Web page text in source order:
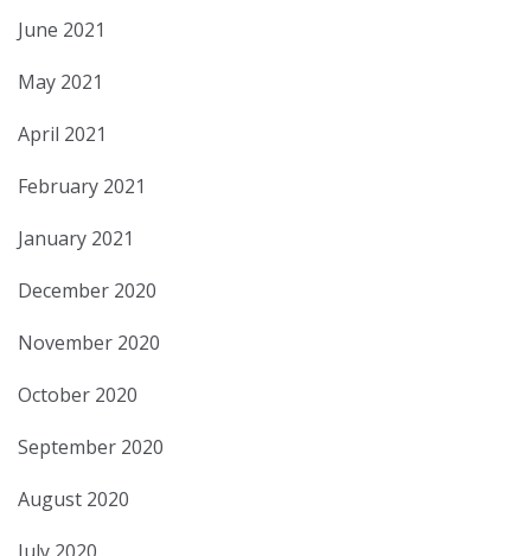
June 2021
May 2021
April 2021
February 2021
January 2021
December 2020
November 2020
October 2020
September 2020
August 2020